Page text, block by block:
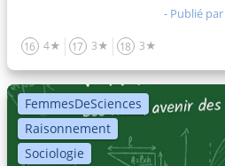
- Publié par
16 4★ 17 3★ 18 3★
FemmesDeSciences
Raisonnement
Sociologie